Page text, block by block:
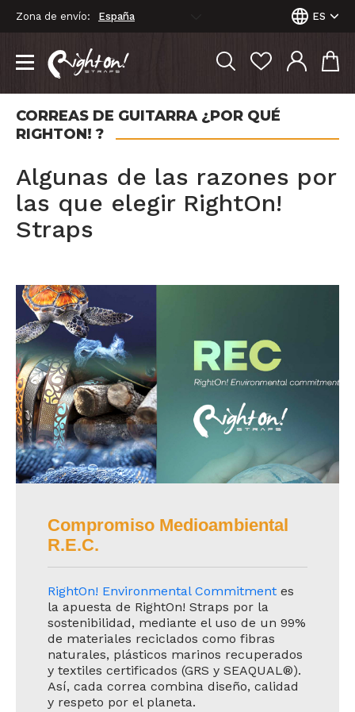
Zona de envío: ES
CORREAS DE GUITARRA ¿POR QUÉ
RIGHTON! ?
Algunas de las razones por
las que elegir RightOn!
Straps
Compromiso Medioambiental
R.E.C.
RightOn! Environmental Commitment es
la apuesta de RightOn! Straps por la
sostenibilidad, mediante el uso de un 99%
de materiales reciclados como fibras
naturales, plásticos marinos recuperados
y textiles certificados (GRS y SEAQUAL®).
Así, cada correa combina diseño, calidad
y respeto por el planeta.